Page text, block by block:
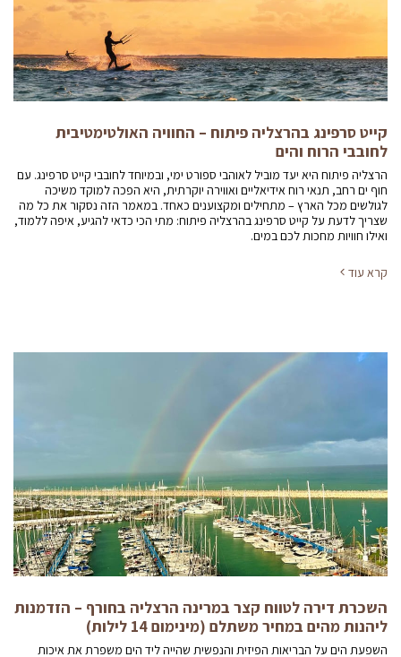
קייט סרפינג בהרצליה פיתוח – החוויה האולטימטיבית
לחובבי הרוח והים
הרצליה פיתוח היא יעד מוביל לאוהבי ספורט ימי, ובמיוחד לחובבי קייט סרפינג. עם
חוף ים רחב, תנאי רוח אידיאליים ואווירה יוקרתית, היא הפכה למוקד משיכה
לגולשים מכל הארץ – מתחילים ומקצוענים כאחד. במאמר הזה נסקור את כל מה
שצריך לדעת על קייט סרפינג בהרצליה פיתוח: מתי הכי כדאי להגיע, איפה ללמוד,
ואילו חוויות מחכות לכם במים.
קרא עוד
השכרת דירה לטווח קצר במרינה הרצליה בחורף – הזדמנות
ליהנות מהים במחיר משתלם (מינימום 14 לילות)
השפעת הים על הבריאות הפיזית והנפשית שהייה ליד הים משפרת את איכות